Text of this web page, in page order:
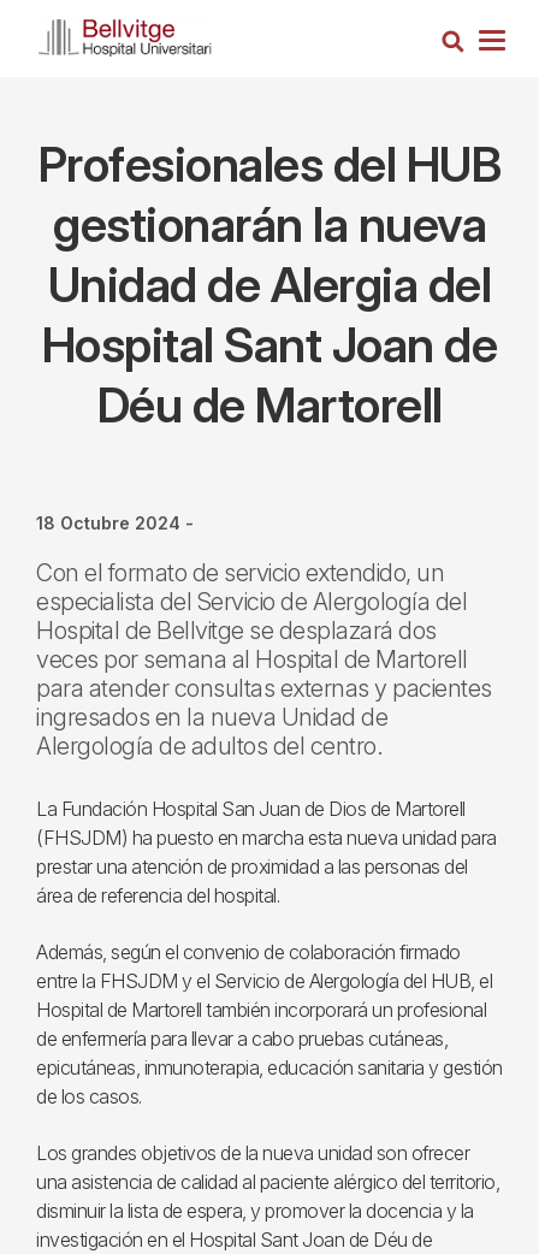
Busca
Profesionales del HUB
gestionarán la nueva
Unidad de Alergia del
Hospital Sant Joan de
Déu de Martorell
18 Octubre 2024 -
Con el formato de servicio extendido, un
especialista del Servicio de Alergología del
Hospital de Bellvitge se desplazará dos
veces por semana al Hospital de Martorell
para atender consultas externas y pacientes
ingresados en la nueva Unidad de
Alergología de adultos del centro.
La Fundación Hospital San Juan de Dios de Martorell
(FHSJDM) ha puesto en marcha esta nueva unidad para
prestar una atención de proximidad a las personas del
área de referencia del hospital.
Además, según el convenio de colaboración firmado
entre la FHSJDM y el Servicio de Alergología del HUB, el
Hospital de Martorell también incorporará un profesional
de enfermería para llevar a cabo pruebas cutáneas,
epicutáneas, inmunoterapia, educación sanitaria y gestión
de los casos.
Los grandes objetivos de la nueva unidad son ofrecer
una asistencia de calidad al paciente alérgico del territorio,
disminuir la lista de espera, y promover la docencia y la
investigación en el Hospital Sant Joan de Déu de